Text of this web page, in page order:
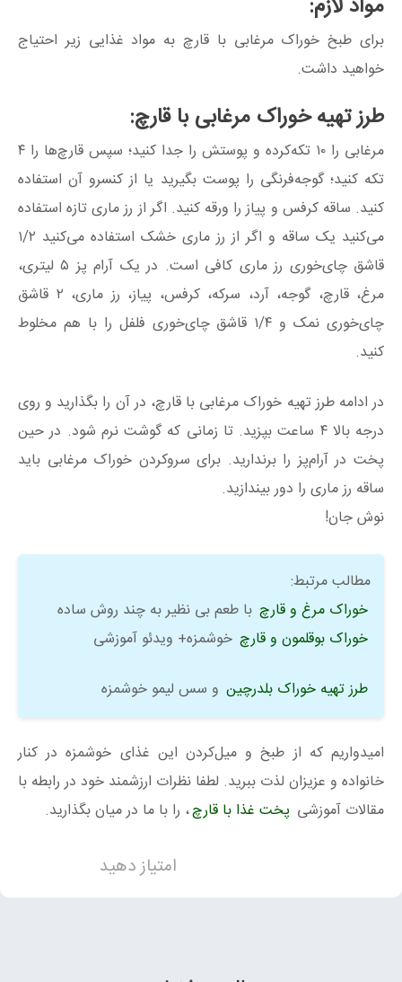
مواد لازم:
برای طبخ خوراک مرغابی با قارچ به مواد غذایی زیر احتیاج
خواهید داشت.
طرز تهیه خوراک مرغابی با قارچ:
مرغابی را ۱۰ تکه‌کرده و پوستش را جدا کنید؛ سپس قارچ‌ها را ۴
تکه کنید؛ گوجه‌فرنگی را پوست بگیرید یا از کنسرو آن استفاده
کنید. ساقه کرفس و پیاز را ورقه کنید. اگر از رز ماری تازه استفاده
می‌کنید یک ساقه و اگر از رز ماری خشک استفاده می‌کنید ۱/۲
قاشق چای‌خوری رز ماری کافی است. در یک آرام پز ۵ لیتری،
مرغ، قارچ، گوجه، آرد، سرکه، کرفس، پیاز، رز ماری، ۲ قاشق
چای‌خوری نمک و ۱/۴ قاشق چای‌خوری فلفل را با هم مخلوط‌
کنید.
در ادامه طرز تهیه خوراک مرغابی با قارچ، در آن را بگذارید و روی
درجه بالا ۴ ساعت بپزید. تا زمانی که گوشت نرم شود. در حین
پخت در آرام‌پز را برندارید. برای سروکردن خوراک مرغابی باید
ساقه رز ماری را دور بیندازید.
نوش جان!
مطالب مرتبط:
خوراک مرغ و قارچ با طعم بی نظیر به چند روش ساده
خوراک بوقلمون و قارچ خوشمزه+ ویدئو آموزشی
طرز تهیه خوراک بلدرچین و سس لیمو خوشمزه
امیدواریم که از طبخ و میل‌کردن این غذای خوشمزه در کنار
خانواده و عزیزان لذت ببرید. لطفا نظرات ارزشمند خود در رابطه با
مقالات آموزشی پخت غذا با قارچ، را با ما در میان بگذارید.
امتیاز دهید